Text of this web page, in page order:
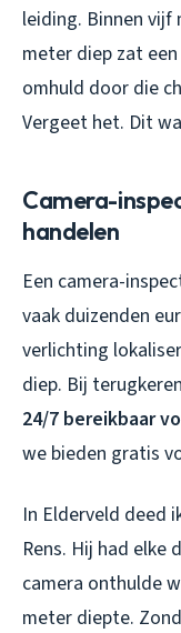
leiding. Binnen vijf
meter diep zat
omhuld door die
Vergeet het. Dit
Camera-
handelen
Een camera-
vaak duizenden
verlichting
diep. Bij
24/7 bereikbaar
we bieden gratis
In Elderveld deed
Rens. Hij had elke
camera onthulde
meter diepte.